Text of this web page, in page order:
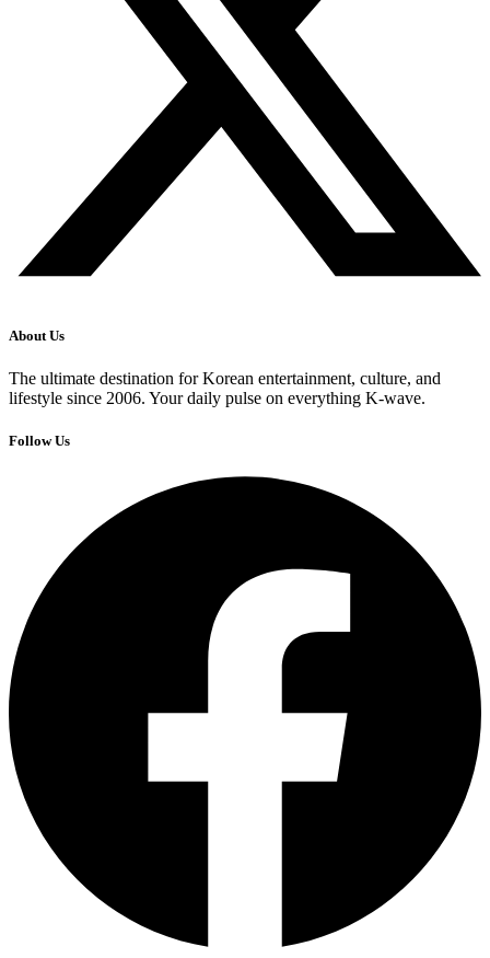
About Us
The ultimate destination for Korean entertainment, culture, and
lifestyle since 2006. Your daily pulse on everything K-wave.
Follow Us